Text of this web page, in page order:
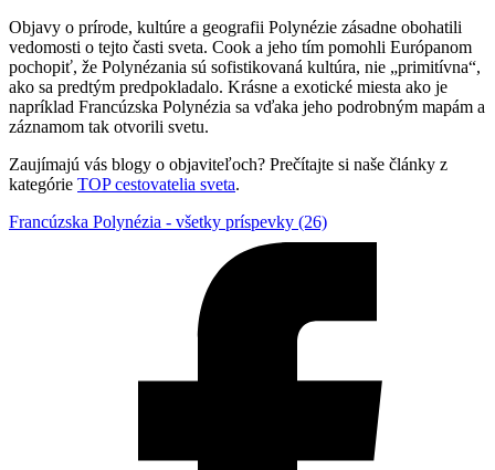
Objavy o prírode, kultúre a geografii Polynézie zásadne obohatili
vedomosti o tejto časti sveta. Cook a jeho tím pomohli Európanom
pochopiť, že Polynézania sú sofistikovaná kultúra, nie „primitívna“,
ako sa predtým predpokladalo. Krásne a exotické miesta ako je
napríklad Francúzska Polynézia sa vďaka jeho podrobným mapám a
záznamom tak otvorili svetu.
Zaujímajú vás blogy o objaviteľoch? Prečítajte si naše články z
kategórie TOP cestovatelia sveta.
Francúzska Polynézia - všetky príspevky (26)